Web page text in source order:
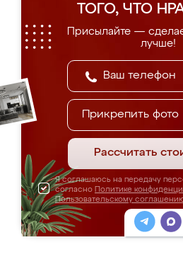
ТОГО, ЧТО
Присылайте —
лучше!
Прикрепить фото
Рассчитать
Я соглашаюсь на передачу
согласно Политике
Пользовательскому